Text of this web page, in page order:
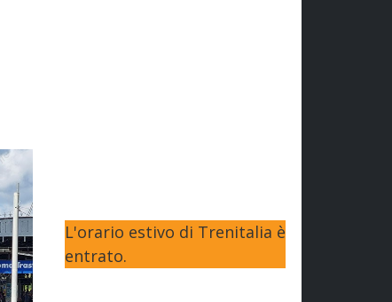
L'orario estivo di Trenitalia è
entrato.